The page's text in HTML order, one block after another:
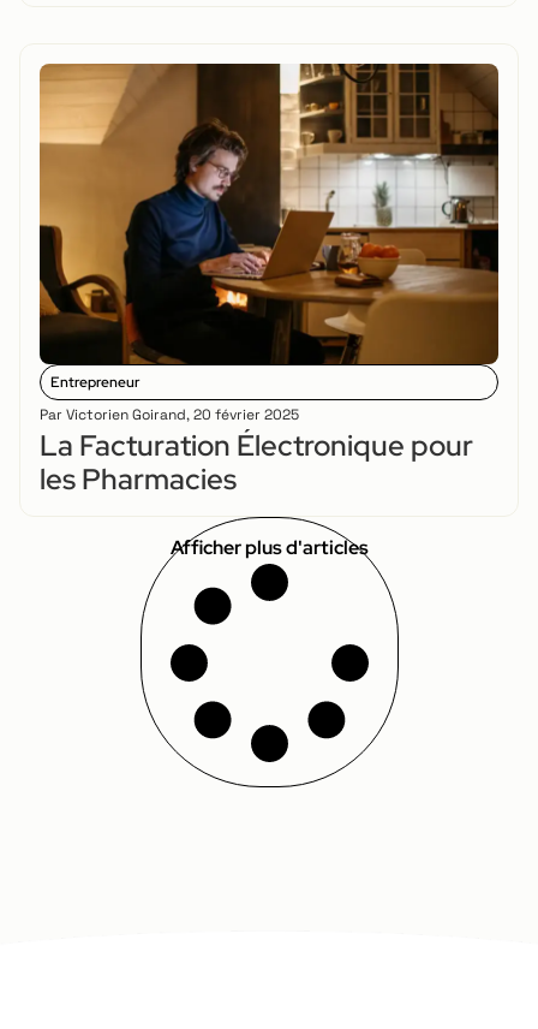
Entrepreneur
Par Victorien Goirand,20 février 2025
La Facturation Électronique pour
les Pharmacies
Afficher plus d'articles